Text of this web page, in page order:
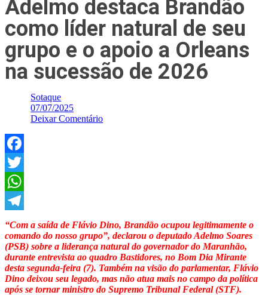
Adelmo destaca Brandão
como líder natural de seu
grupo e o apoio a Orleans
na sucessão de 2026
Sotaque
07/07/2025
Deixar Comentário
Facebook
Twitter
WhatsApp
Telegram
“Com a saída de Flávio Dino, Brandão ocupou legitimamente o
comando do nosso grupo”, declarou o deputado Adelmo Soares
(PSB) sobre a liderança natural do governador do Maranhão,
durante entrevista ao quadro Bastidores, no Bom Dia Mirante
desta segunda-feira (7). Também na visão do parlamentar, Flávio
Dino deixou seu legado, mas não atua mais no campo da política
após se tornar ministro do Supremo Tribunal Federal (STF).